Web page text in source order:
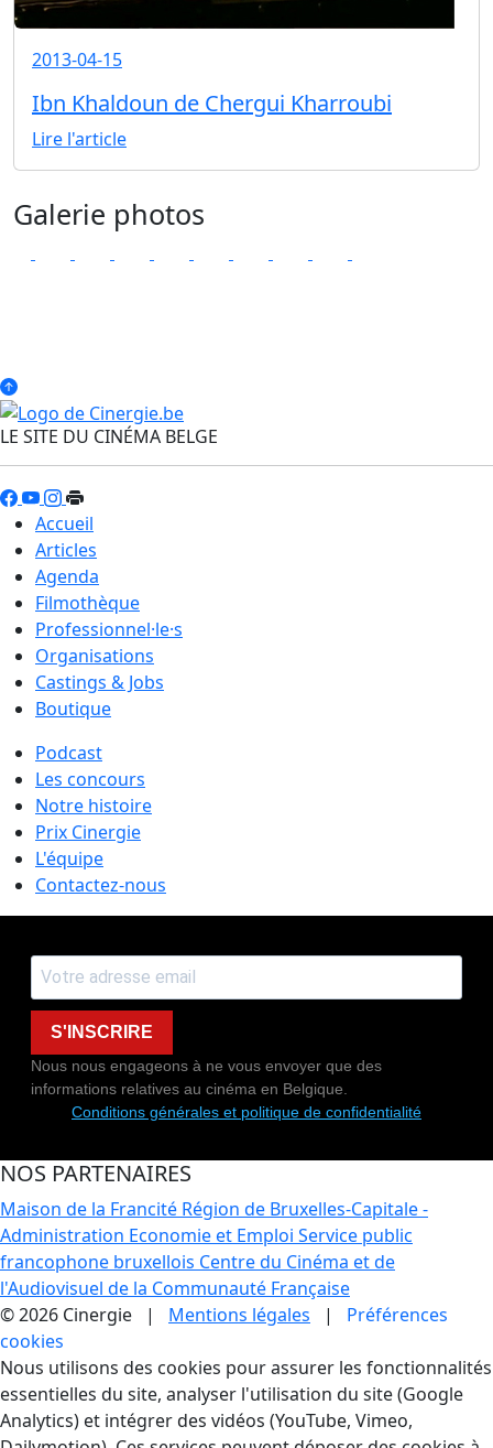
2013-04-15
Ibn Khaldoun de Chergui Kharroubi
Lire l'article
Galerie photos
LE SITE DU CINÉMA BELGE
Accueil
Articles
Agenda
Filmothèque
Professionnel·le·s
Organisations
Castings & Jobs
Boutique
Podcast
Les concours
Notre histoire
Prix Cinergie
L'équipe
Contactez-nous
S'INSCRIRE
Nous nous engageons à ne vous envoyer que des
informations relatives au cinéma en Belgique.
Conditions générales et politique de confidentialité
NOS PARTENAIRES
Maison de la Francité Région de Bruxelles-Capitale -
Administration Economie et Emploi Service public
francophone bruxellois Centre du Cinéma et de
l'Audiovisuel de la Communauté Française
© 2026 Cinergie | Mentions légales | Préférences
cookies
Gestion des Cookies
Nous utilisons des cookies pour assurer les fonctionnalités
essentielles du site, analyser l'utilisation du site (Google
Analytics) et intégrer des vidéos (YouTube, Vimeo,